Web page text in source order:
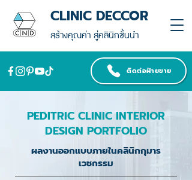
สร้างคุณค่า สู่คลินิกชั้นนำ
CLINIC DECCOR
ติดต่อฝ่ายขาย
PEDITRIC CLINIC INTERIOR
DESIGN PORTFOLIO
ผลงานออกแบบภายในคลินิกกุมาร
เวชกรรม